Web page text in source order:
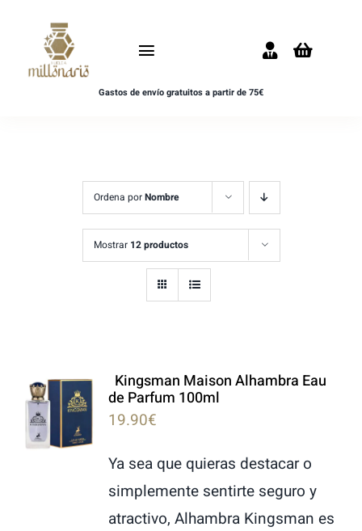
contenido
Toggle
Navigation
LATTAFA
MARCAS
Gastos de envío gratuitos a partir de 75€
Ordena porNombre
Mostrar 12 productos
Kingsman Maison Alhambra Eau
de Parfum 100ml
19.90€
Ya sea que quieras destacar o
simplemente sentirte seguro y
atractivo, Alhambra Kingsman es